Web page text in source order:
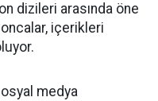
dizileri arasında öne
içerikleri
medya